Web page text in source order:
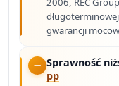
gwarancji
Sprawność
pp